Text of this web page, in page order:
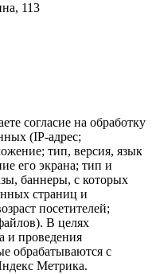
113
согласие на обработку
(IP-адрес;
тип, версия, язык
его экрана; тип и
баннеры, с которых
страниц и
посетителей;
В целях
и проведения
обрабатываются с
Метрика.